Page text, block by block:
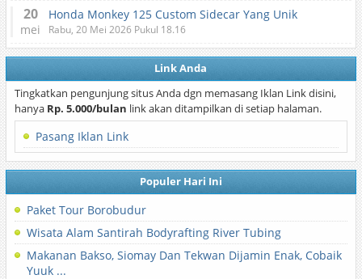
20
mei
Honda Monkey 125 Custom Sidecar Yang Unik
Rabu, 20 Mei 2026 Pukul 18.16
Link Anda
Tingkatkan pengunjung situs Anda dgn memasang Iklan Link disini,
hanya Rp. 5.000/bulan link akan ditampilkan di setiap halaman.
Pasang Iklan Link
Populer Hari Ini
Paket Tour Borobudur
Wisata Alam Santirah Bodyrafting River Tubing
Makanan Bakso, Siomay Dan Tekwan Dijamin Enak, Cobaik
Yuuk ...